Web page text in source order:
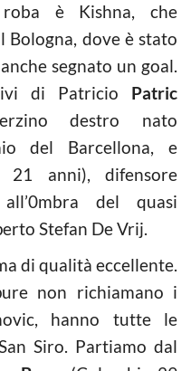
è Kishna, che
dove è stato
segnato un goal.
di Patricio Patric
destro nato
del Barcellona, e
21 anni), difensore
del quasi
Stefan De Vrij.
di qualità eccellente.
non richiamano i
hanno tutte le
Siro. Partiamo dal